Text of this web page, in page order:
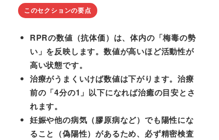
このセクションの要点
RPRの数値（抗体価）は、体内の「梅毒の勢
い」を反映します。数値が高いほど活動性が
高い状態です。
治療がうまくいけば数値は下がります。治療
前の「4分の1」以下になれば治癒の目安とさ
れます。
妊娠や他の病気（膠原病など）でも陽性にな
ること（偽陽性）があるため、必ず精密検査